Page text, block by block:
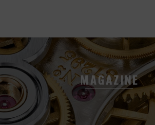
MAGAZINE